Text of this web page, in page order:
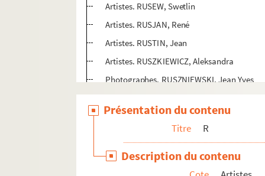
Artistes. RUSEW, Swetlin
Artistes. RUSJAN, René
Artistes. RUSTIN, Jean
Artistes. RUSZKIEWICZ, Aleksandra
Photographes. RUSZNIEWSKI, Jean Yves
Artistes. RUTAULT, Claude
Artistes. RUTH, Anna
Artistes. RUTHENBECK, Reiner
Artistes. RUTHI, Andreas
Artistes. RUYTER, Georg
Présentation du contenu
Titre R
Description du contenu